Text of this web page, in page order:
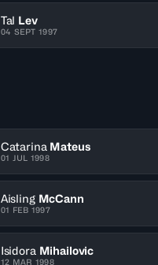
Tal Lev
04 SEPT 1997
Catarina Mateus
01 JUL 1998
Aisling McCann
01 FEB 1997
Isidora Mihailovic
12 MAR 1998